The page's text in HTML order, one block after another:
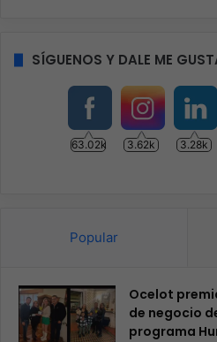
SÍGUENOS Y DALE ME
63.02k 3.62k 3.28k
Popular
Ocelot
de negocio
programa